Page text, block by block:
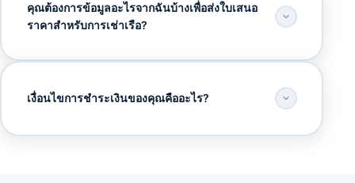
คุณต้องการข้อมูลอะไรจากฉันบ้างเพื่อส่งใบเสนอ
ราคาสำหรับการเช่าเรือ?
เงื่อนไขการชำระเงินของคุณคืออะไร?